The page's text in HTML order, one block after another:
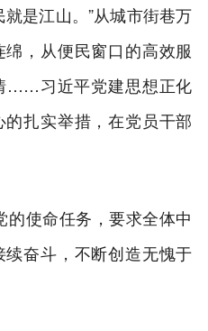
是江山。”从城市街巷万
，从便民窗口的高效服
……习近平党建思想正化
扎实举措，在党员干部
的使命任务，要求全体中
奋斗，不断创造无愧于